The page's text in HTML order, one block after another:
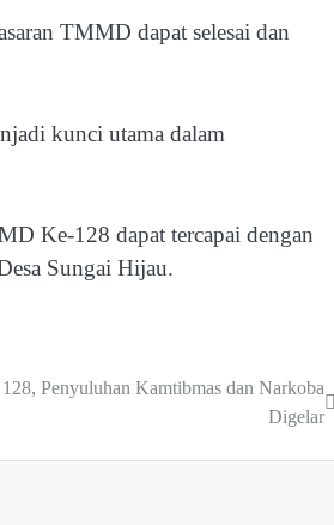
TMMD dapat selesai dan
kunci utama dalam
Ke-128 dapat tercapai dengan
Sungai Hijau.
Penyuluhan Kamtibmas dan Narkoba
Digelar